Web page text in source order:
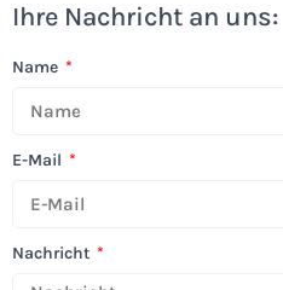
Ihre Nachricht an uns:
Name
E-Mail
Nachricht